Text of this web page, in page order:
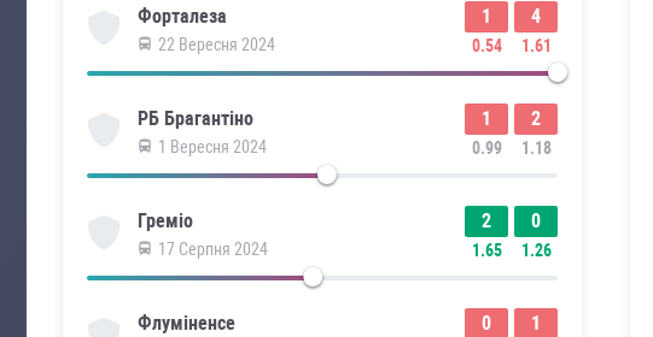
Форталеза
22 Вересня 2024
1
0.54
4
1.61
РБ Брагантіно
1 Вересня 2024
1
0.99
2
1.18
Греміо
17 Серпня 2024
2
1.65
0
1.26
Флуміненсе 0 1